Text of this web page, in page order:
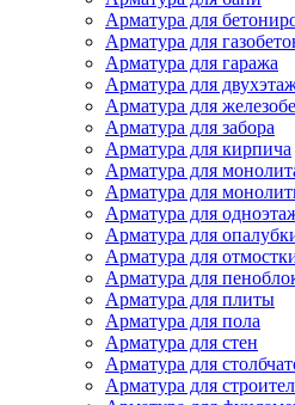
Арматура для
Арматура для
Арматура для гаража
Арматура для
Арматура для
Арматура для забора
Арматура для кирпича
Арматура для
Арматура для
Арматура для
Арматура для
Арматура для
Арматура для
Арматура для плиты
Арматура для пола
Арматура для стен
Арматура для
Арматура для